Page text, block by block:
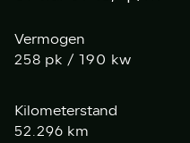
Vermogen
258 pk / 190 kw
Kilometerstand
52.296 km